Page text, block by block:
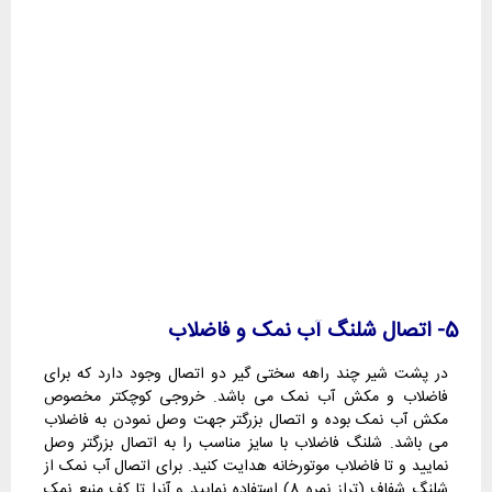
5- اتصال شلنگ آب نمک و فاضلاب
در پشت شیر چند راهه سختی گیر دو اتصال وجود دارد که برای
فاضلاب و مکش آب نمک می باشد. خروجی کوچکتر مخصوص
مکش آب نمک بوده و اتصال بزرگتر جهت وصل نمودن به فاضلاب
می باشد. شلنگ فاضلاب با سایز مناسب را به اتصال بزرگتر وصل
نمایید و تا فاضلاب موتورخانه هدایت کنید. برای اتصال آب نمک از